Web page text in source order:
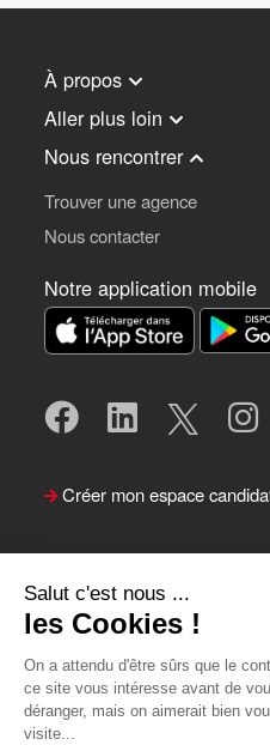
Salut c'est nous ...
les Cookies !
On a attendu d'être sûrs que le
ce site vous intéresse avant de
déranger, mais on aimerait bien
visite...
À propos
Aller plus loin
Nous rencontrer
Trouver une agence
Nous contacter
Notre application mobile
Créer mon espace